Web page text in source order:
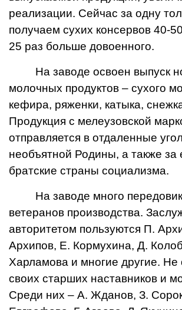
реализации. Сейчас за одну
получаем сухих консервов 40-
25 раз больше довоенного.
На заводе освоен выпуск
молочных продуктов – сухого
кефира, ряженки, катыка,
Продукция с мелеузовской
отправляется в отдаленные
необъятной Родины, а также за
братские страны социализма.
На заводе много
ветеранов производства.
авторитетом пользуются П.
Архипов, Е. Кормухина, Д.
Харламова и многие другие. Не
своих старших наставников и
Среди них – А. Жданов, З.